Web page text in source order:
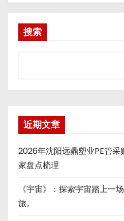
搜索
近期文章
2026年沈阳远鼎塑业PE管
家盘点梳理
《宇宙》：探索宇宙踏上一
旅。